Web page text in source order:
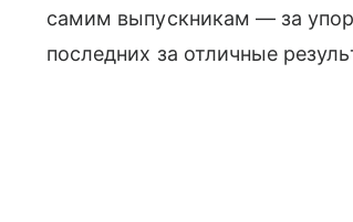
самим выпускникам — за
последних за отличные